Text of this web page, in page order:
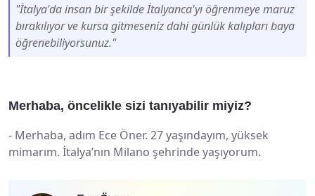
"İtalya'da insan bir şekilde İtalyanca'yı öğrenmeye maruz
bırakılıyor ve kursa gitmeseniz dahi günlük kalıpları baya
öğrenebiliyorsunuz."
Merhaba, öncelikle sizi tanıyabilir miyiz?
- Merhaba, adım Ece Öner. 27 yaşındayım, yüksek
mimarım. İtalya’nın Milano şehrinde yaşıyorum.